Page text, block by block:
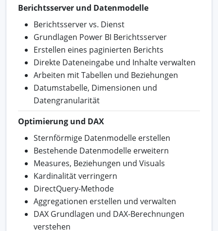
Berichtsserver und Datenmodelle
Berichtsserver vs. Dienst
Grundlagen Power BI Berichtsserver
Erstellen eines paginierten Berichts
Direkte Dateneingabe und Inhalte verwalten
Arbeiten mit Tabellen und Beziehungen
Datumstabelle, Dimensionen und
Datengranularität
Optimierung und DAX
Sternförmige Datenmodelle erstellen
Bestehende Datenmodelle erweitern
Measures, Beziehungen und Visuals
Kardinalität verringern
DirectQuery-Methode
Aggregationen erstellen und verwalten
DAX Grundlagen und DAX-Berechnungen
verstehen